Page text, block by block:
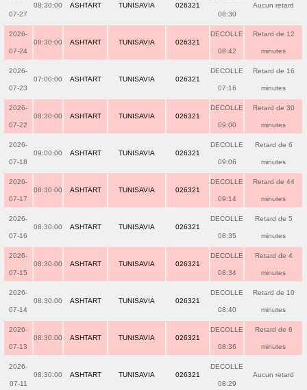
07-27
08:30:00 ASHTART TUNISAVIA 026321
08:30
Aucun retard
2026-
07-24
08:30:00 ASHTART TUNISAVIA 026321
DECOLLE
08:42
Retard de 12
minutes
2026-
07-23
07:00:00 ASHTART TUNISAVIA 026321
DECOLLE
07:16
Retard de 16
minutes
2026-
07-22
08:30:00 ASHTART TUNISAVIA 026321
DECOLLE
09:00
Retard de 30
minutes
2026-
07-18
09:00:00 ASHTART TUNISAVIA 026321
DECOLLE
09:06
Retard de 6
minutes
2026-
07-17
08:30:00 ASHTART TUNISAVIA 026321
DECOLLE
09:14
Retard de 44
minutes
2026-
07-16
08:30:00 ASHTART TUNISAVIA 026321
DECOLLE
08:35
Retard de 5
minutes
2026-
07-15
08:30:00 ASHTART TUNISAVIA 026321
DECOLLE
08:34
Retard de 4
minutes
2026-
07-14
08:30:00 ASHTART TUNISAVIA 026321
DECOLLE
08:40
Retard de 10
minutes
2026-
07-13
08:30:00 ASHTART TUNISAVIA 026321
DECOLLE
08:36
Retard de 6
minutes
2026-
07-11
08:30:00 ASHTART TUNISAVIA 026321
DECOLLE
08:29
Aucun retard